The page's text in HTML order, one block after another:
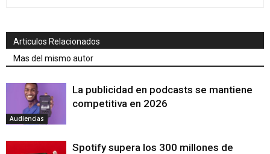
Articulos Relacionados
Mas del mismo autor
Audiencias
La publicidad en podcasts se mantiene
competitiva en 2026
Spotify supera los 300 millones de